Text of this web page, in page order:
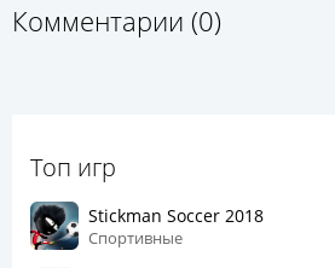
Комментарии (0)
Топ игр
Stickman Soccer 2018
Спортивные